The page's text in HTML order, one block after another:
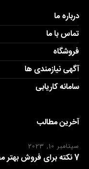
درباره ما
تماس با ما
فروشگاه
آگهی نیازمندی ها
سامانه کاریابی
آخرین مطالب
سپتامبر 10, 2023
7 نکته برای فروش بهتر محصولات معدنی